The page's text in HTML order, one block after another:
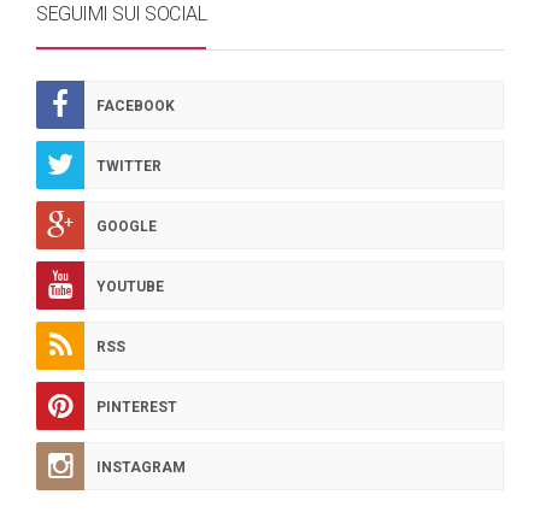
SEGUIMI SUI SOCIAL
FACEBOOK
TWITTER
GOOGLE
YOUTUBE
RSS
PINTEREST
INSTAGRAM